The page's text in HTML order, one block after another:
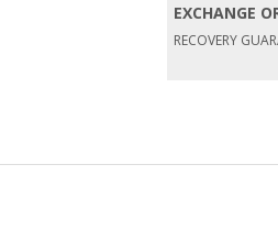
EXCHANGE
RECOVERY